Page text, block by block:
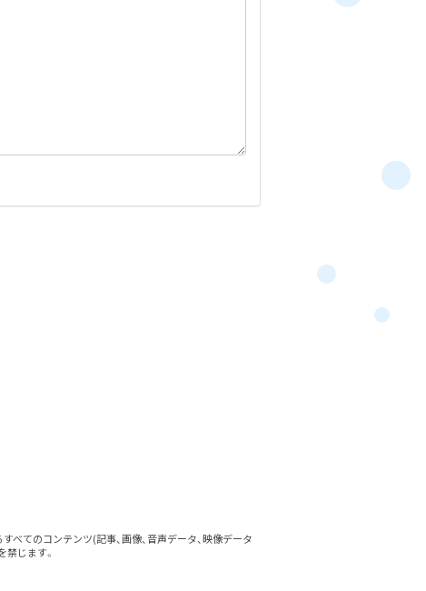
べてのコンテンツ(記事、画像、音声データ、映像データ
禁じます。